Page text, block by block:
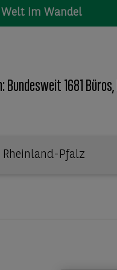
im Wandel
1681